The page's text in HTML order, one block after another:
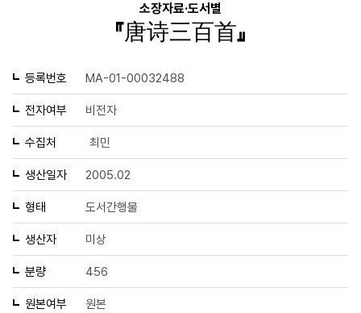
소장자료·도서별
『唐诗三百首』
등록번호 MA-01-00032488
전자여부 비전자
수집처 최민
생산일자 2005.02
형태 도서간행물
생산자 미상
분량 456
원본여부 원본